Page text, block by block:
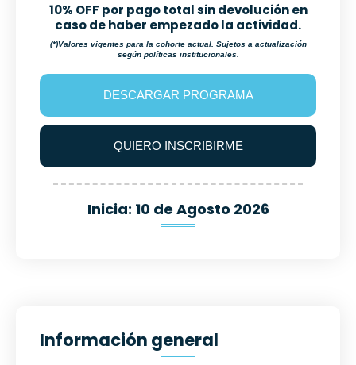
10% OFF por pago total sin devolución en
caso de haber empezado la actividad.
(*)Valores vigentes para la cohorte actual. Sujetos a actualización
según políticas institucionales.
DESCARGAR PROGRAMA
QUIERO INSCRIBIRME
Inicia: 10 de Agosto 2026
Información general